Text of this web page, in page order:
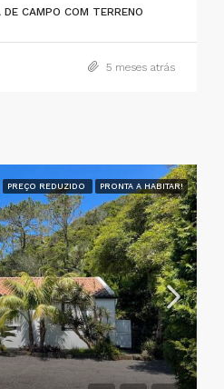
DE CAMPO COM TERRENO
5 meses atrás
PREÇO REDUZIDO PRONTA A HABITAR!